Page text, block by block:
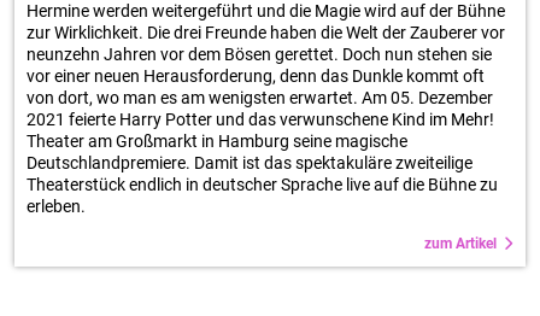
Hermine werden weitergeführt und die Magie wird auf der Bühne
zur Wirklichkeit. Die drei Freunde haben die Welt der Zauberer vor
neunzehn Jahren vor dem Bösen gerettet. Doch nun stehen sie
vor einer neuen Herausforderung, denn das Dunkle kommt oft
von dort, wo man es am wenigsten erwartet. Am 05. Dezember
2021 feierte Harry Potter und das verwunschene Kind im Mehr!
Theater am Großmarkt in Hamburg seine magische
Deutschlandpremiere. Damit ist das spektakuläre zweiteilige
Theaterstück endlich in deutscher Sprache live auf die Bühne zu
erleben.
zum Artikel